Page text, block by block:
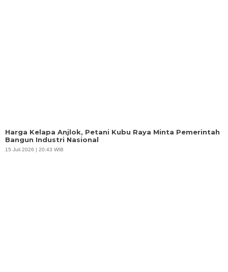
Harga Kelapa Anjlok, Petani Kubu Raya Minta Pemerintah
Bangun Industri Nasional
15 Juli 2026 | 20:43 WIB